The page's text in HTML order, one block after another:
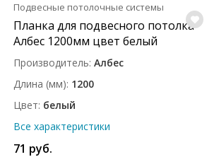
Подвесные потолочные системы
Планка для подвесного потолка
Албес 1200мм цвет белый
Производитель Албес
Длина (мм) 1200
Цвет белый
Все характеристики
71 руб.